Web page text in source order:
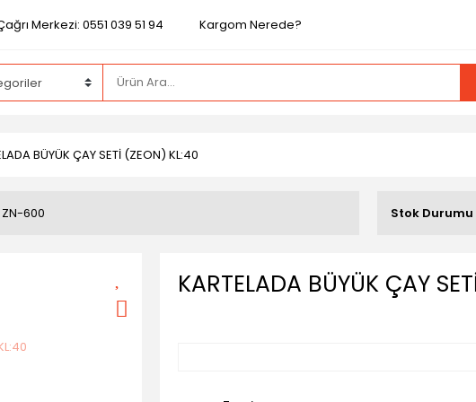
Merkezi: 0551 039 51 94 Kargom Nerede?
BÜYÜK ÇAY SETİ (ZEON) KL:40
ZN-600 Stok Durumu
KARTELADA BÜYÜK ÇAY